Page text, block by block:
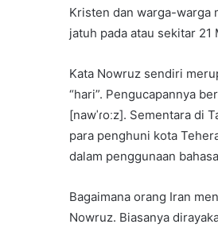
Kristen dan warga-warga
jatuh pada atau sekitar
Kata Nowruz sendiri
“hari”. Pengucapannya
[nawˈɾoːz]. Sementara di
para penghuni kota
dalam penggunaan
Bagaimana orang Iran
Nowruz. Biasanya